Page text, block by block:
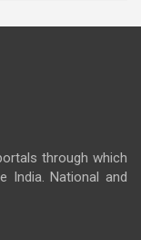
through which
India. National and